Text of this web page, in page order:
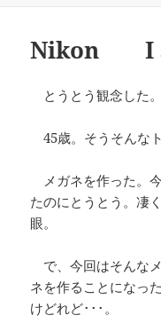
Nikon I
とうとう観念した
45歳。そうそんな
メガネを作った。
たのにとうとう。凄
眼。
で、今回はそんな
ネを作ることになっ
けどれど･･･。